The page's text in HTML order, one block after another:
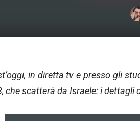
in diretta tv e presso gli
che scatterà da Israele: i dettagli